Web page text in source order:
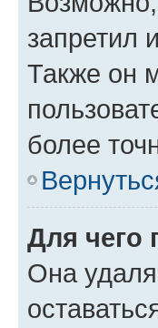
запретил
Также он
более
Для чего
Она